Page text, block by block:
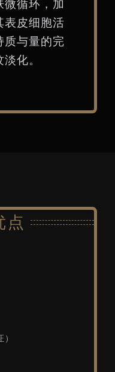
微循环，加
表皮细胞活
质与量的完
化。
点